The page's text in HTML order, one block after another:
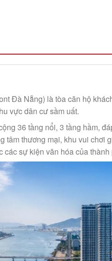
Đà Nẵng) là tòa căn hộ
vực dân cư sầm uất.
36 tầng nổi, 3 tầng hầm,
tâm thương mại, khu vui
sự kiện văn hóa của